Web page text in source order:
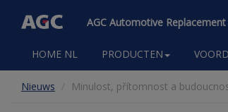
AGC Automotive Replacement
Main
navigation
HOME NL PRODUCTEN
Nieuws Minulost, přítomnost a